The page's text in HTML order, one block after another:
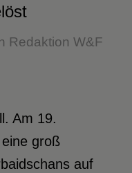
Redaktion W&F
Am 19.
groß
auf